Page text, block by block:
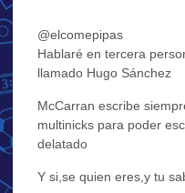
@elcomepipas
Hablaré en tercera
llamado Hugo Sánchez
McCarran escribe
multinicks para poder
delatado
Y si,se quien eres,y tu